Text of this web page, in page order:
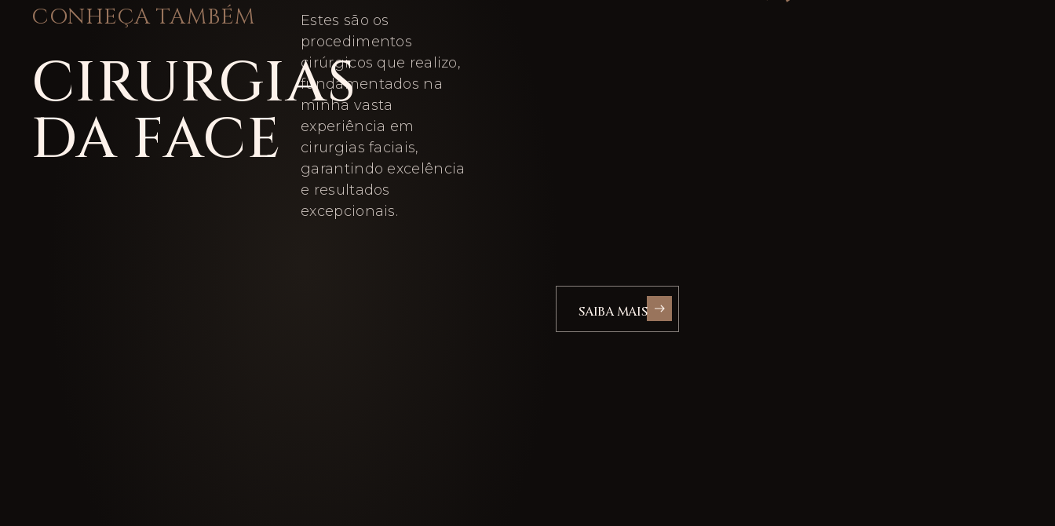
CONHEÇA TAMBÉM
CIRURGIAS
DA FACE
Estes são os
procedimentos
cirúrgicos que realizo,
fundamentados na
minha vasta
experiência em
cirurgias faciais,
garantindo excelência
e resultados
excepcionais.
SAIBA MAIS